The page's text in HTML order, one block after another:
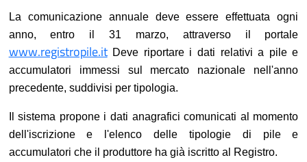
La comunicazione annuale deve essere effettuata ogni
anno, entro il 31 marzo, attraverso il portale
www.registropile.itDeve riportare i dati relativi a pile e
accumulatori immessi sul mercato nazionale nell'anno
precedente, suddivisi per tipologia.
Il sistema propone i dati anagrafici comunicati al momento
dell'iscrizione e l'elenco delle tipologie di pile e
accumulatori che il produttore ha già iscritto al Registro.